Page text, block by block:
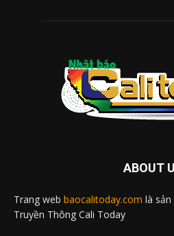
ABOUT
Trang web baocalitoday.com là
Truyền Thông Cali Today